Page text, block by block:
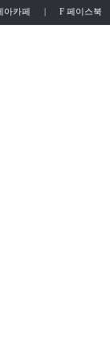
아카페 F 페이스북